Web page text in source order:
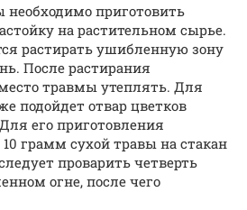
приготовить
на растительном сырье.
растирать ушибленную зону
После растирания
травмы утеплять. Для
подойдет отвар цветков
его приготовления
грамм сухой травы на стакан
проварить четверть
огне, после чего